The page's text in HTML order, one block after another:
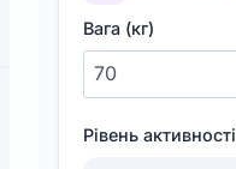
Вага (кг)
Рівень активності